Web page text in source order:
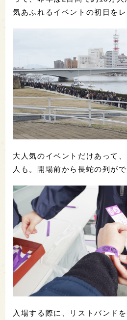
気あふれるイベントの初日をレ
大人気のイベントだけあって
人も。開場前から長蛇の列が
入場する際に、リストバンド